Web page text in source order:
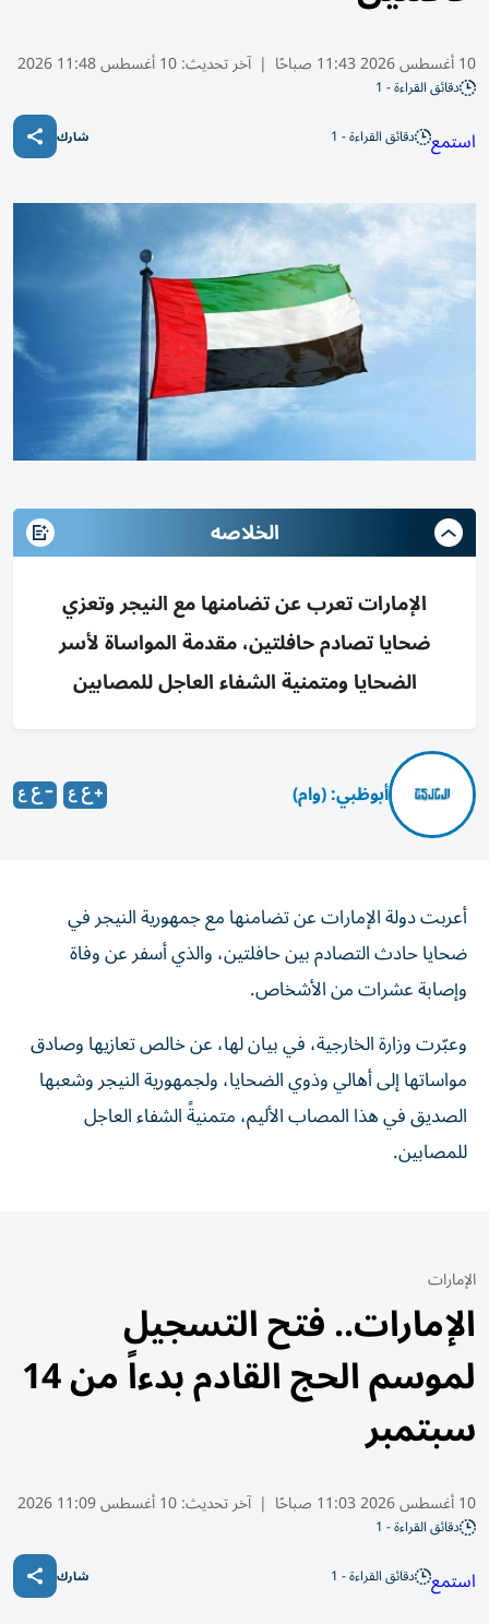
10 أغسطس 2026 11:43 صباحًا | آخر تحديث:10 أغسطس 11:48 2026
دقائق القراءة - 1
استمع دقائق القراءة - 1 شارك
الخلاصه
الإمارات تعرب عن تضامنها مع النيجر وتعزي
ضحايا تصادم حافلتين، مقدمة المواساة لأسر
الضحايا ومتمنية الشفاء العاجل للمصابين
أبوظبي: (وام)
أعربت دولة الإمارات عن تضامنها مع جمهورية النيجر في
ضحايا حادث التصادم بين حافلتين، والذي أسفر عن وفاة
وإصابة عشرات من الأشخاص.
وعبّرت وزارة الخارجية، في بيان لها، عن خالص تعازيها وصادق
مواساتها إلى أهالي وذوي الضحايا، ولجمهورية النيجر وشعبها
الصديق في هذا المصاب الأليم، متمنيةً الشفاء العاجل
للمصابين.
الإمارات
الإمارات.. فتح التسجيل
لموسم الحج القادم بدءاً من 14
سبتمبر
10 أغسطس 2026 11:03 صباحًا | آخر تحديث:10 أغسطس 11:09 2026
دقائق القراءة - 1
استمع دقائق القراءة - 1 شارك